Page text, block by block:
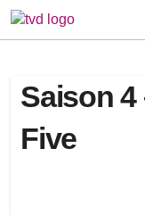
Passer
au
Saison 4
Five